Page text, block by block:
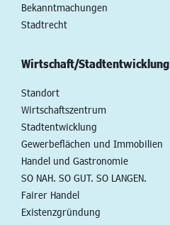
Bekanntmachungen
Stadtrecht
Wirtschaft/Stadtentwicklung
Standort
Wirtschaftszentrum
Stadtentwicklung
Gewerbeflächen und Immobilien
Handel und Gastronomie
SO NAH. SO GUT. SO LANGEN.
Fairer Handel
Existenzgründung